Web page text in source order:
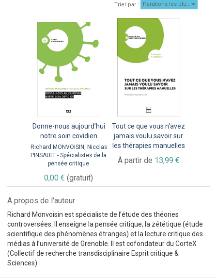
Trier par : Parutions les plu…
Donne-nous aujourd’hui
notre soin covidien
Richard MONVOISIN, Nicolas
PINSAULT - Spécialistes de la
pensée critique
0,00 € (gratuit)
Tout ce que vous n'avez
jamais voulu savoir sur
les thérapies manuelles
À partir de 13,99 €
A propos de l'auteur
Richard Monvoisin est spécialiste de l’étude des théories
controversées. Il enseigne la pensée critique, la zététique (étude
scientifique des phénomènes étranges) et la lecture critique des
médias à l’université de Grenoble. Il est cofondateur du CorteX
(Collectif de recherche transdisciplinaire Esprit critique &
Sciences).